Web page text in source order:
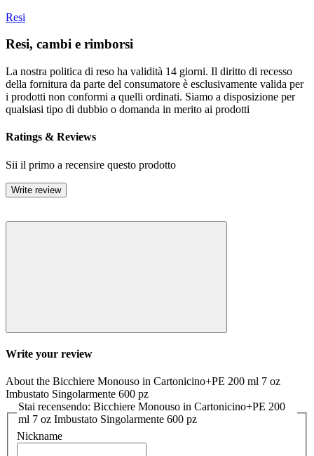
Resi
Resi, cambi e rimborsi
La nostra politica di reso ha validità 14 giorni. Il diritto di recesso
della fornitura da parte del consumatore è esclusivamente valida per
i prodotti non conformi a quelli ordinati. Siamo a disposizione per
qualsiasi tipo di dubbio o domanda in merito ai prodotti
Ratings & Reviews
Sii il primo a recensire questo prodotto
Write review
Write your review
About the Bicchiere Monouso in Cartonicino+PE 200 ml 7 oz
Imbustato Singolarmente 600 pz
Stai recensendo: Bicchiere Monouso in Cartonicino+PE 200
ml 7 oz Imbustato Singolarmente 600 pz
Nickname